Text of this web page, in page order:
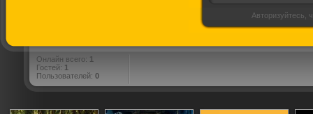
Авторизуйтесь,
Онлайн всего: 1
Гостей: 1
Пользователей: 0